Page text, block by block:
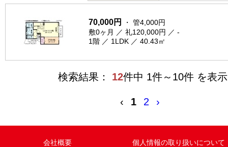
70,000円
・ 管4,000円
敷0ヶ月 ／ 礼120,000円 ／ -
1階 ／ 1LDK ／ 40.43㎡
検索結果： 12件中 1件～10件 を表示
‹ 1 2 ›
会社概要 個人情報の取り扱いについて